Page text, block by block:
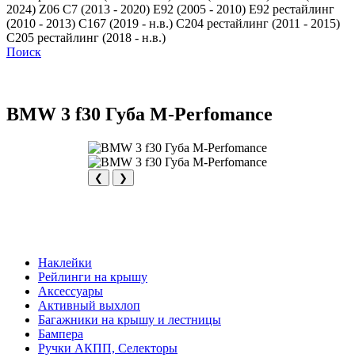
2024) Z06 C7 (2013 - 2020) Е92 (2005 - 2010) Е92 рестайлинг
(2010 - 2013) С167 (2019 - н.в.) С204 рестайлинг (2011 - 2015)
С205 рестайлинг (2018 - н.в.)
Поиск
BMW 3 f30 Губа M-Perfomance
❮ ❯
Наклейки
Рейлинги на крышу
Аксессуары
Активный выхлоп
Багажники на крышу и лестницы
Бампера
Ручки АКПП, Селекторы